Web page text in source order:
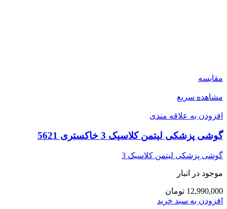
مقایسه
مشاهده سریع
افزودن به علاقه مندی
گوشی پزشکی لیتمن کلاسیک 3 خاکستری 5621
گوشی پزشکی لیتمن کلاسیک 3
موجود در انبار
12,990,000 تومان
افزودن به سبد خرید